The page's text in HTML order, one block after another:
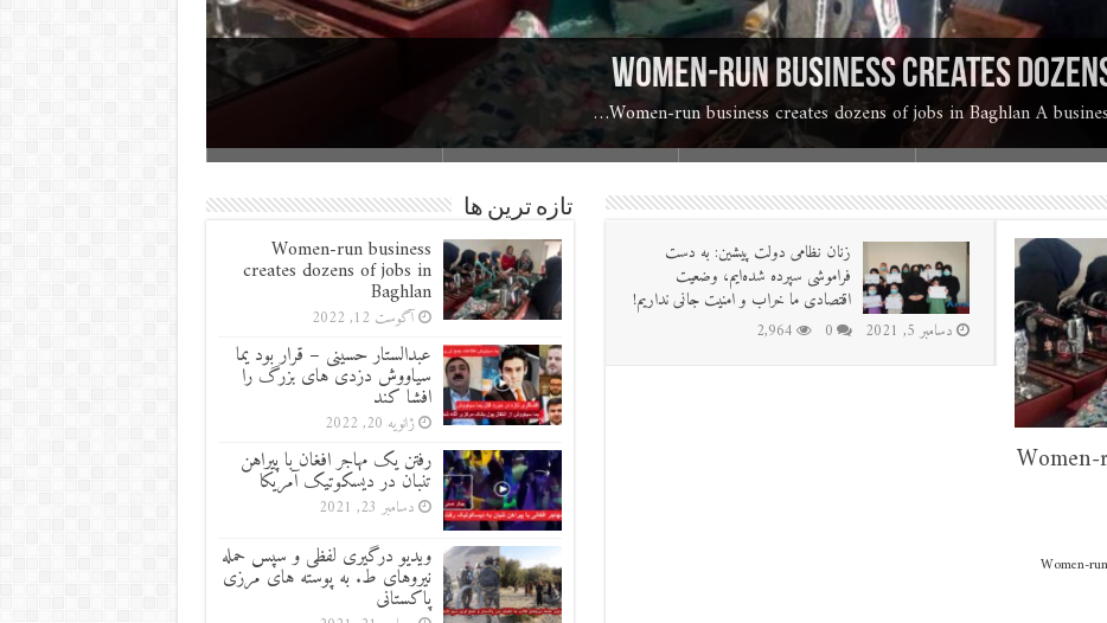
Women-run business creates
Women-run business creates dozens of jobs in Baghlan A
پیشین: به دست فراموشی سپرده شده‌ایم، وضعیت
و امنیت جانی نداریم!
های خانگی
برای سلامتی!
Women-
Women-
زنان نظامی دولت پیشین: به دست
فراموشی سپرده شده‌ایم، وضعیت
اقتصادی ما خراب و امنیت جانی نداریم!
دسامبر 5, 2021 0
2,964
تازه ترین ها
Women-run business
creates dozens of jobs in
Baghlan
آگوست 12, 2022
عبدالستار حسینی – قرار بود یما
سیاووش دزدی های بزرگ را
افشا کند
ژانویه 20, 2022
رفتن یک مهاجر افغان با پیراهن
تنبان در دیسکوتیک آمریکا
دسامبر 23, 2021
ویدیو درگیری لفظی و سپس حمله
نیروهای ط. به پوسته های مرزی
پاکستانی